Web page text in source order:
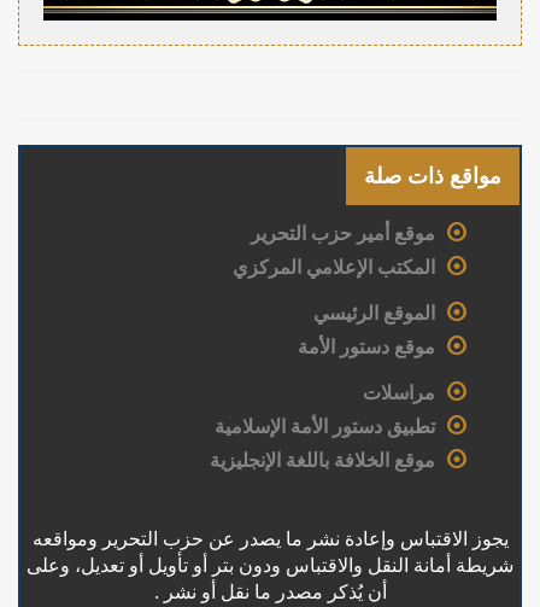
مواقع ذات صلة
موقع أمير حزب التحرير
المكتب الإعلامي المركزي
الموقع الرئيسي
موقع دستور الأمة
مراسلات
تطبيق دستور الأمة الإسلامية
موقع الخلافة باللغة الإنجليزية
يجوز الاقتباس وإعادة نشر ما يصدر عن حزب التحرير ومواقعه
شريطة أمانة النقل والاقتباس ودون بتر أو تأويل أو تعديل، وعلى
أن يُذكر مصدر ما نقل أو نشر .